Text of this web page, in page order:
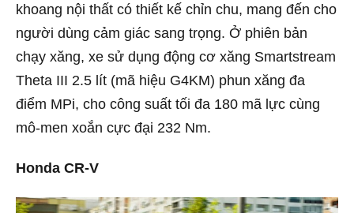
khoang nội thất có thiết kế chỉn chu, mang đến cho
người dùng cảm giác sang trọng. Ở phiên bản
chạy xăng, xe sử dụng động cơ xăng Smartstream
Theta III 2.5 lít (mã hiệu G4KM) phun xăng đa
điểm MPi, cho công suất tối đa 180 mã lực cùng
mô-men xoắn cực đại 232 Nm.
Honda CR-V